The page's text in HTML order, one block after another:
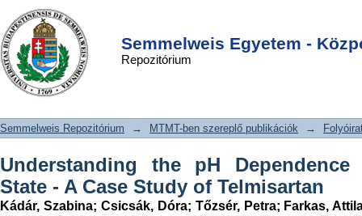
Semmelweis Egyetem -
Repozitórium
Understanding the pH Dependence of
Supersaturation State - A Case Study
of Telmisartan
DSpace/Manakin Repository
Semmelweis Repozitórium → MTMT-ben szereplő publikációk →
Understanding the pH
State - A Case Study of Telmisartan
Kádár, Szabina; Csicsák, Dóra; Tőzsér, Petra; Farkas,